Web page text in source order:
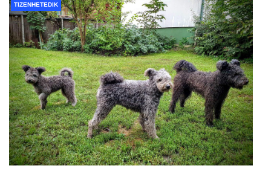
TIZENHETEDIK